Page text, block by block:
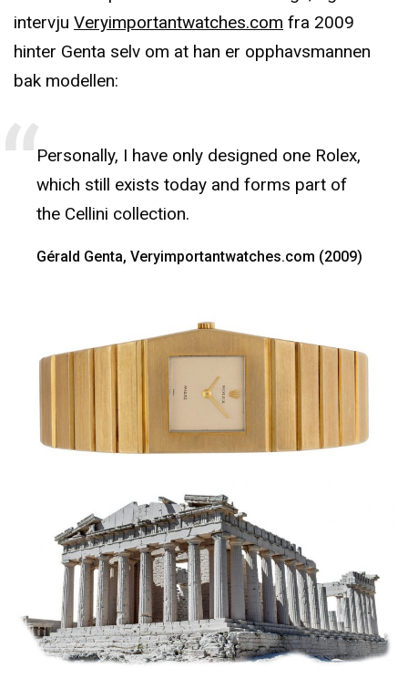
intervjuVeryimportantwatches.com fra 2009
hinter Genta selv om at han er opphavsmannen
bak modellen:
Personally, I have only designed one Rolex,
which still exists today and forms part of
the Cellini collection.
Gérald Genta, Veryimportantwatches.com (2009)